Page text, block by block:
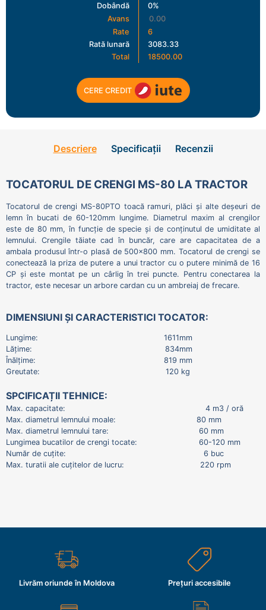
Dobândă
0%
Avans
Rate
6
Rată lunară
3083.33
Total
18500.00
CERE CREDIT
Descriere Specificații Recenzii
TOCATORUL DE CRENGI MS-80 LA TRACTOR
Tocatorul de crengi MS-80PTO toacă ramuri, plăci și alte deșeuri de
lemn în bucati de 60-120mm lungime. Diametrul maxim al crengilor
este de 80 mm, în funcție de specie și de conținutul de umiditate al
lemnului. Crengile tăiate cad în buncăr, care are capacitatea de a
ambala produsul într-o plasă de 500x800 mm. Tocatorul de crengi se
conectează la priza de putere a unui tractor cu o putere minimă de 16
CP și este montat pe un cârlig în trei puncte. Pentru conectarea la
tractor, este necesar un arbore cardan cu un ambreiaj de frecare.
DIMENSIUNI ȘI CARACTERISTICI TOCATOR:
Lungime: 1611mm
Lățime: 834mm
Înălțime: 819 mm
Greutate: 120 kg
SPCIFICAȚII TEHNICE:
Max. capacitate: 4 m3 / oră
Max. diametrul lemnului moale: 80 mm
Max. diametrul lemnului tare: 60 mm
Lungimea bucatilor de crengi tocate: 60-120 mm
Număr de cuțite: 6 buc
Max. turatii ale cuțitelor de lucru: 220 rpm
Livrăm oriunde în Moldova Prețuri accesibile